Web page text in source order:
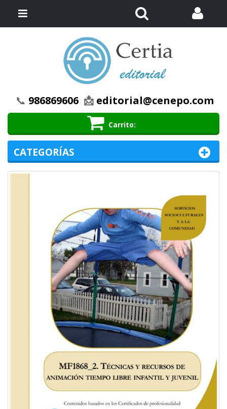
📞 986869606 📩 editorial@cenepo.com
Carrito
Menú
CATEGORÍAS